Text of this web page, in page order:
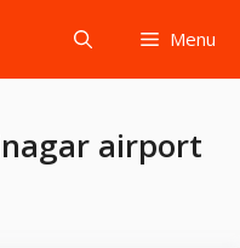
Menu
airport